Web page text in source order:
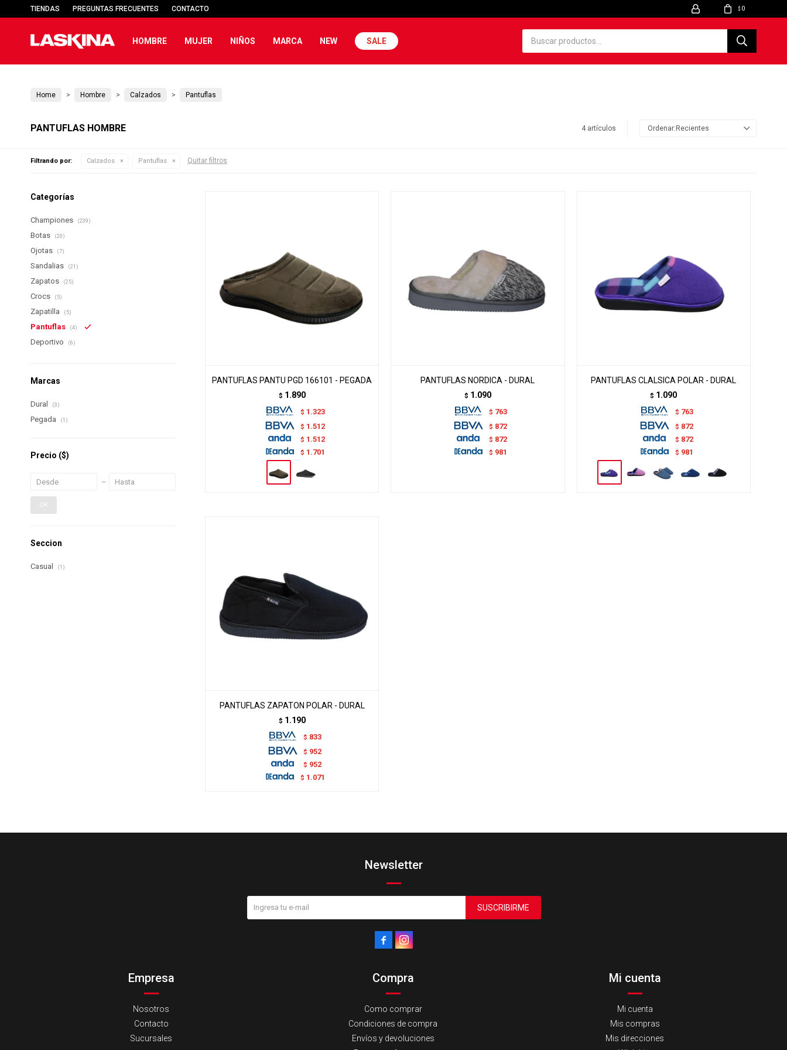
HOMBRE MUJER NIÑOS MARCA NEW SALE
$ 0
TIENDAS PREGUNTAS FRECUENTES CONTACTO
Home Hombre Calzados Pantuflas
PANTUFLAS HOMBRE 4 artículos Recientes
Filtrando por: Calzados Pantuflas Quitar filtros
PANTUFLAS PANTU PGD 166101 - PEGADA
$ 1.890
$ 1.323
$ 1.512
$ 1.512
$ 1.701
PANTUFLAS NORDICA - DURAL
$ 1.090
$ 763
$ 872
$ 872
$ 981
PANTUFLAS CLALSICA POLAR - DURAL
$ 1.090
$ 763
$ 872
$ 872
$ 981
PANTUFLAS ZAPATON POLAR - DURAL
$ 1.190
$ 833
$ 952
$ 952
$ 1.071
Categorías
Championes (239)
Botas (20)
Ojotas (7)
Sandalias (21)
Zapatos (25)
Crocs (5)
Zapatilla (5)
Pantuflas (4)
Deportivo (6)
Marcas
Dural (3)
Pegada (1)
Precio ($)
OK
Seccion
Casual (1)
Empresa
Nosotros
Contacto
Sucursales
Compra
Como comprar
Condiciones de compra
Envíos y devoluciones
Mi cuenta
Mi cuenta
Mis compras
Mis direcciones
Newsletter
SUSCRIBIRME
 